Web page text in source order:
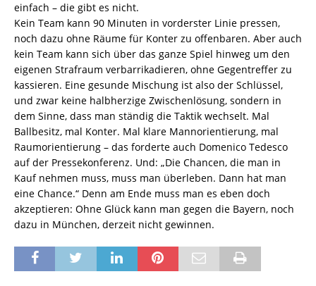
einfach – die gibt es nicht.
Kein Team kann 90 Minuten in vorderster Linie pressen,
noch dazu ohne Räume für Konter zu offenbaren. Aber auch
kein Team kann sich über das ganze Spiel hinweg um den
eigenen Strafraum verbarrikadieren, ohne Gegentreffer zu
kassieren. Eine gesunde Mischung ist also der Schlüssel,
und zwar keine halbherzige Zwischenlösung, sondern in
dem Sinne, dass man ständig die Taktik wechselt. Mal
Ballbesitz, mal Konter. Mal klare Mannorientierung, mal
Raumorientierung – das forderte auch Domenico Tedesco
auf der Pressekonferenz. Und: „Die Chancen, die man in
Kauf nehmen muss, muss man überleben. Dann hat man
eine Chance.“ Denn am Ende muss man es eben doch
akzeptieren: Ohne Glück kann man gegen die Bayern, noch
dazu in München, derzeit nicht gewinnen.